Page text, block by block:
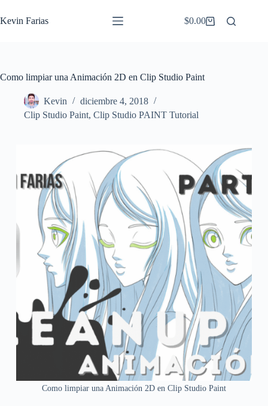
al
contenido
Kevin Farias
Carro
$0.00
Como limpiar una Animación 2D en Clip Studio Paint
Kevin
diciembre 4, 2018
Clip Studio Paint, Clip Studio PAINT Tutorial
Como limpiar una Animación 2D en Clip Studio Paint